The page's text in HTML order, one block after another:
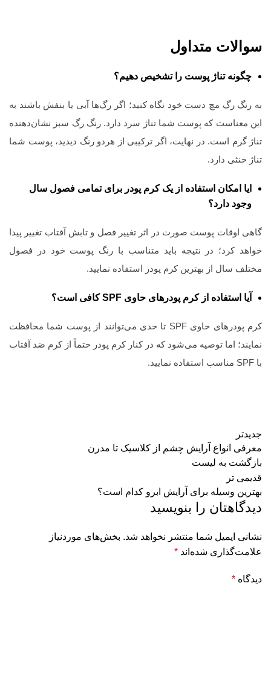
سوالات متداول
چگونه تناژ پوست را تشخیص دهیم؟
به رنگ رگ مچ دست خود نگاه کنید؛ اگر رگ‌ها آبی یا بنفش باشند به
این معناست که پوست شما تناژ سرد دارد. رنگ رگ سبز نشان‌دهنده
تناژ گرم است. در نهایت، اگر ترکیبی از هردو رنگ دیدید، پوست شما
تناژ خنثی دارد.
ایا امکان استفاده از یک کرم پودر برای تمامی فصول سال
وجود دارد؟
گاهی اوقات پوست صورت در اثر تغییر فصل و تابش آفتاب تغییر پیدا
خواهد کرد؛ در نتیجه باید متناسب با رنگ پوست خود در فصول
مختلف سال از بهترین کرم پودر استفاده نمایید.
آیا استفاده از کرم پودرهای حاوی SPFکافی است؟
کرم پودرهای حاوی SPF تا حدی می‌توانند از پوست شما محافظت
نمایند؛ اما توصیه می‌شود که در کنار کرم پودر حتماً از کرم ضد آفتاب
با SPF مناسب استفاده نمایید.
جدیدتر
معرفی انواع آرایش چشم از کلاسیک تا مدرن
بازگشت به لیست
قدیمی تر
بهترین وسیله برای آرایش ابرو کدام است؟
دیدگاهتان را بنویسید
نشانی ایمیل شما منتشر نخواهد شد. بخش‌های موردنیاز
علامت‌گذاری شده‌اند *
دیدگاه *